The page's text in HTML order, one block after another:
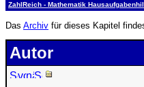
ZahlReich - Mathematik
Das Archiv für dieses Kapitel
Autor